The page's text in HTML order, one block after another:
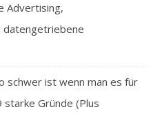
Advertising,
datengetriebene
schwer ist wenn man es für
starke Gründe (Plus